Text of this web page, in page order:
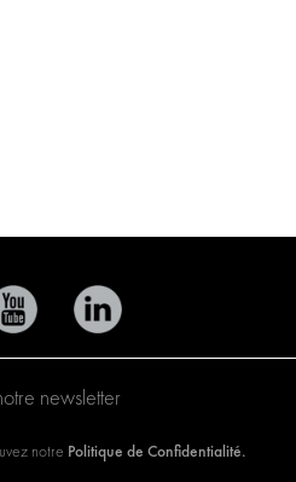
newsletter
notre Politique de Confidentialité.